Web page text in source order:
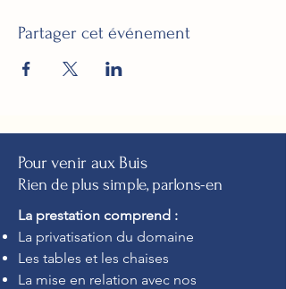
Partager cet événement
Pour venir aux Buis
Rien de plus simple, parlons-en
La prestation comprend :
La privatisation du domaine
Les tables et les chaises
La mise en relation avec nos